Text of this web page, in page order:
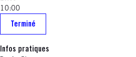
10:00
Terminé
Infos pratiques